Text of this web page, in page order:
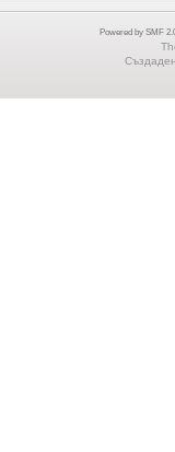
Powered by SMF